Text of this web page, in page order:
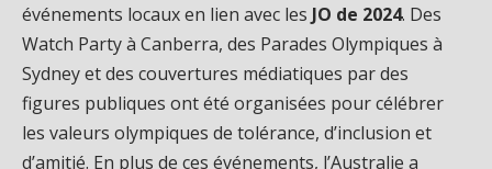
événements locaux en lien avec les JO de 2024. Des
Watch Party à Canberra, des Parades Olympiques à
Sydney et des couvertures médiatiques par des
figures publiques ont été organisées pour célébrer
les valeurs olympiques de tolérance, d’inclusion et
d’amitié. En plus de ces événements, l’Australie a